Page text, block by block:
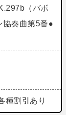
（バボ
奏曲第5番●
割引あり